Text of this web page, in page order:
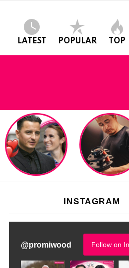
LATEST POPULAR TOP
INSTAGRAM
@promiwood Follow on